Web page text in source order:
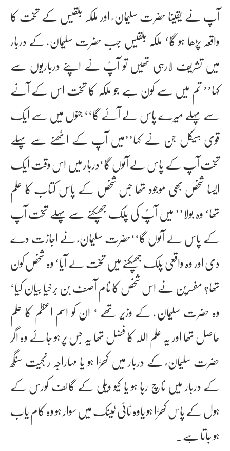
آپ نے یقینا حضرت سلیمان ؑ اور ملکہ بلقیس کے تخت کا
واقعہ پڑھا ہو گا‘ ملکہ بلقیس جب حضرت سلیمان ؑ کے دربار
میں تشریف لارہی تھیں تو آپؑ نے اپنے درباریوں سے
کہا’’ تم میں سے کون ہے جو ملکہ کا تخت اس کے آنے
سے پہلے میرے پاس لے آئے گا‘‘ جنوں میں سے ایک
قوی ہیکل جن نے کہا’’میں آپ کے اٹھنے سے پہلے
تخت آپ کے پاس لے آئوں گا‘دربار میں اس وقت ایک
ایسا شخص بھی موجود تھا جس شخص کے پاس کتاب کا علم
تھا‘ وہ بولا’’ میں آپؑ کی پلک جھپکنے سے پہلے تخت آپ
کے پاس لے آئوں گا‘‘حضرت سلیمان ؑ نے اجازت دے
دی اور وہ واقعی پلک جھپکنے میں تخت لے آیا‘ وہ شخص کون
تھا؟ مفسرین نے اس شخص کا نام آصف بن برخیا بیان کیا‘
وہ حضرت سلیمان ؑ کے وزیر تھے ‘ ان کو اسم اعظم کا علم
حاصل تھا اور یہ علم اللہ کا فضل تھا یہ جس پر ہو جائے وہ اگر
حضرت سلیمان ؑ کے دربار میں کھڑا ہو یا مہاراجہ رنجیت سنگھ
کے دربار میں ناچ رہا ہو یا کیو ویلی کے گالف کورس کے
ہول کے پاس کھڑا ہو یاوہ ٹائی ٹینک میں سوار ہو وہ کام یاب
ہو جاتا ہے۔